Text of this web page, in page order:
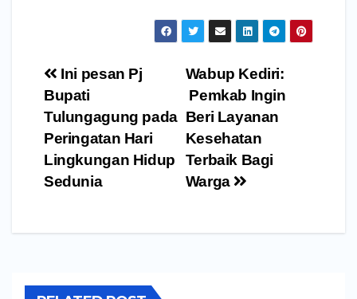
Navigasi
pos
Wabup Kediri:
Pemkab Ingin
Beri Layanan
Kesehatan
Terbaik Bagi
Warga
Ini pesan Pj
Bupati
Tulungagung pada
Peringatan Hari
Lingkungan Hidup
Sedunia